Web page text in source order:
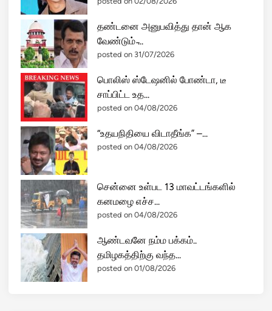
தண்டனை அனுபவித்து தான் ஆக
வேண்டும் ̵...
posted on 31/07/2026
பொலிஸ் ஸ்டேஷனில் போண்டா, டீ
சாப்பிட்ட உத...
posted on 04/08/2026
“உதயநிதியை விடாதீங்க” –...
posted on 04/08/2026
சென்னை உள்பட 13 மாவட்டங்களில்
கனமழை எச்ச...
posted on 04/08/2026
ஆண்டவனே நம்ம பக்கம்..
தமிழகத்திற்கு வந்த...
posted on 01/08/2026